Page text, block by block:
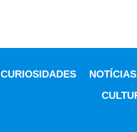
CURIOSIDADES NOTÍCIAS